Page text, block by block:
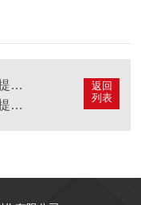
返回
列表
前期标识为河南省管理处提供市政标识标牌产品
前期标识为航海路收费站提供市政标识标牌产品